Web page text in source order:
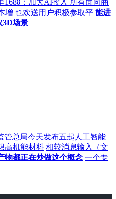
1688：加大AI投入 所有面向商
增 也欢送用户积极参取平 能进
3D场景
管总局今天发布五起人工智能
高机能材料 相较消息输入（文
物都正在炒做这个概念 一个专